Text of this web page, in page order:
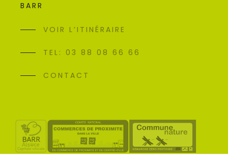
BARR
VOIR L’ITINÉRAIRE
TEL: 03 88 08 66 66
CONTACT